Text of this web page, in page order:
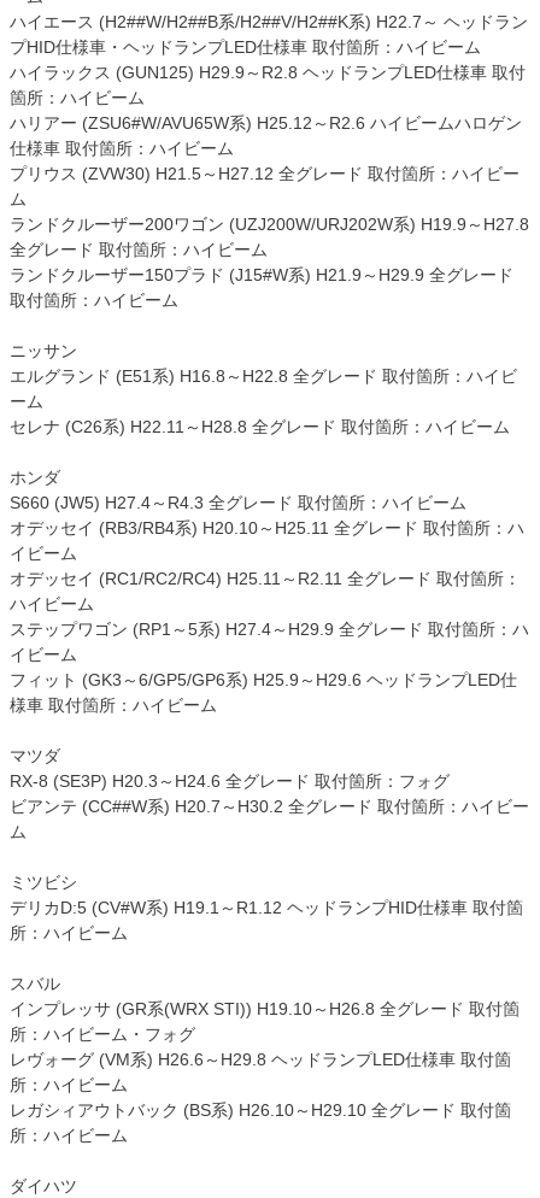
ハイエース (H2##W/H2##B系/H2##V/H2##K系) H22.7～ ヘッドラン
プHID仕様車・ヘッドランプLED仕様車 取付箇所：ハイビーム
ハイラックス (GUN125) H29.9～R2.8 ヘッドランプLED仕様車 取付
箇所：ハイビーム
ハリアー (ZSU6#W/AVU65W系) H25.12～R2.6 ハイビームハロゲン
仕様車 取付箇所：ハイビーム
プリウス (ZVW30) H21.5～H27.12 全グレード 取付箇所：ハイビー
ム
ランドクルーザー200ワゴン (UZJ200W/URJ202W系) H19.9～H27.8
全グレード 取付箇所：ハイビーム
ランドクルーザー150プラド (J15#W系) H21.9～H29.9 全グレード
取付箇所：ハイビーム
ニッサン
エルグランド (E51系) H16.8～H22.8 全グレード 取付箇所：ハイビ
ーム
セレナ (C26系) H22.11～H28.8 全グレード 取付箇所：ハイビーム
ホンダ
S660 (JW5) H27.4～R4.3 全グレード 取付箇所：ハイビーム
オデッセイ (RB3/RB4系) H20.10～H25.11 全グレード 取付箇所：ハ
イビーム
オデッセイ (RC1/RC2/RC4) H25.11～R2.11 全グレード 取付箇所：
ハイビーム
ステップワゴン (RP1～5系) H27.4～H29.9 全グレード 取付箇所：ハ
イビーム
フィット (GK3～6/GP5/GP6系) H25.9～H29.6 ヘッドランプLED仕
様車 取付箇所：ハイビーム
マツダ
RX-8 (SE3P) H20.3～H24.6 全グレード 取付箇所：フォグ
ビアンテ (CC##W系) H20.7～H30.2 全グレード 取付箇所：ハイビー
ム
ミツビシ
デリカD:5 (CV#W系) H19.1～R1.12 ヘッドランプHID仕様車 取付箇
所：ハイビーム
スバル
インプレッサ (GR系(WRX STI)) H19.10～H26.8 全グレード 取付箇
所：ハイビーム・フォグ
レヴォーグ (VM系) H26.6～H29.8 ヘッドランプLED仕様車 取付箇
所：ハイビーム
レガシィアウトバック (BS系) H26.10～H29.10 全グレード 取付箇
所：ハイビーム
ダイハツ